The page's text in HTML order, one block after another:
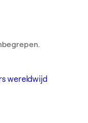
wereldwijd